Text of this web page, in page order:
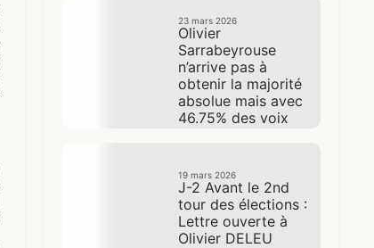
23 mars 2026
Olivier
Sarrabeyrouse
n’arrive pas à
obtenir la majorité
absolue mais avec
46.75% des voix
municipales
19 mars 2026
J-2 Avant le 2nd
tour des élections :
Lettre ouverte à
Olivier DELEU